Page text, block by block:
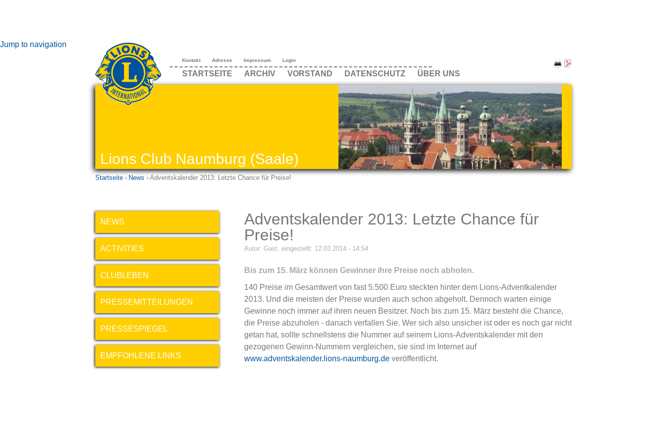
Jump to navigation
Kontakt Adresse Impressum Login
STARTSEITE ARCHIV VORSTAND DATENSCHUTZ ÜBER UNS
Lions Club Naumburg (Saale)
Startseite › News › Adventskalender 2013: Letzte Chance für Preise!
NEWS
ACTIVITIES
CLUBLEBEN
PRESSEMITTEILUNGEN
PRESSESPIEGEL
EMPFOHLENE LINKS
Adventskalender 2013: Letzte Chance für
Preise!
Autor: Gast , eingestellt: 12.03.2014 - 14:54
Bis zum 15. März können Gewinner ihre Preise noch abholen.
140 Preise im Gesamtwert von fast 5.500 Euro steckten hinter dem Lions-Adventkalender
2013. Und die meisten der Preise wurden auch schon abgeholt. Dennoch warten einige
Gewinne noch immer auf ihren neuen Besitzer. Noch bis zum 15. März besteht die Chance,
die Preise abzuholen - danach verfallen Sie. Wer sich also unsicher ist oder es noch gar nicht
getan hat, sollte schnellstens die Nummer auf seinem Lions-Adventskalender mit den
gezogenen Gewinn-Nummern vergleichen, sie sind im Internet auf
www.adventskalender.lions-naumburg.de veröffentlicht.